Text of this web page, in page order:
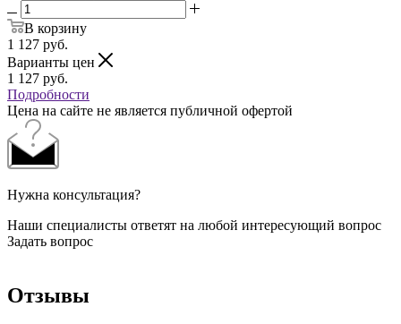
В корзину
1 127 руб.
Варианты цен
1 127 руб.
Подробности
Цена на сайте не является публичной офертой
Нужна консультация?
Наши специалисты ответят на любой интересующий вопрос
Задать вопрос
Отзывы